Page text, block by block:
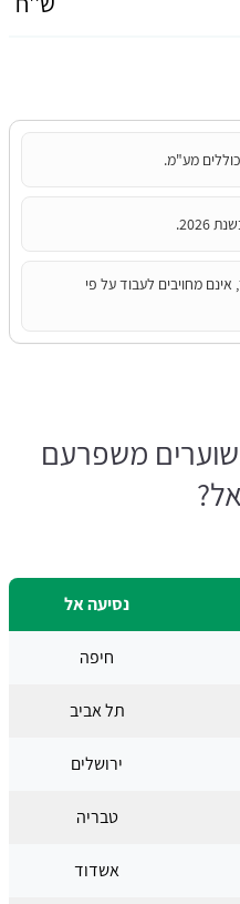
מע"מ.
מחויבים לעבוד על פי
משפרעם
נסיעה אל
חיפה
תל אביב
ירושלים
טבריה
אשדוד